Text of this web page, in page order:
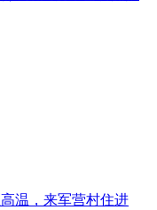
温，来军营村住进